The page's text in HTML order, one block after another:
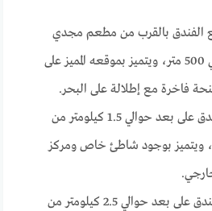
الفندق بالقرب من مطعم مجدي
للأسماك على بعد حوالي 500 متر، ويتميز بموقعه المميز على
فاخرة مع إطلالة على البحر.
فندق مكسيم: يقع الفندق على بعد حوالي 1.5 كيلومتر من
بوجود شاطئ خاص ومركز
فندق الحمامة: يقع الفندق على بعد حوالي 2.5 كيلومتر من